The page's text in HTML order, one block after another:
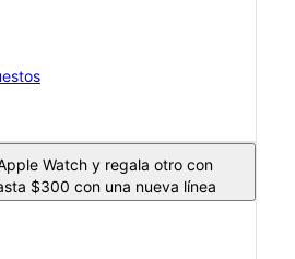
Watch y regala otro con
$300 con una nueva línea